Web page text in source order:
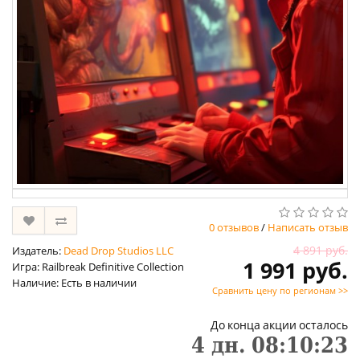
0 отзывов/ Написать отзыв
Издатель: Dead Drop Studios LLC
Игра: Railbreak Definitive Collection
Наличие: Есть в наличии
4 891 руб.
1 991 руб.
Сравнить цену по регионам >>
До конца акции осталось
4 дн. 08:10:23